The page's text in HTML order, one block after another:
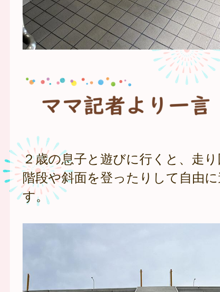
２歳の息子と遊びに行くと、走
階段や斜面を登ったりして自由
す。